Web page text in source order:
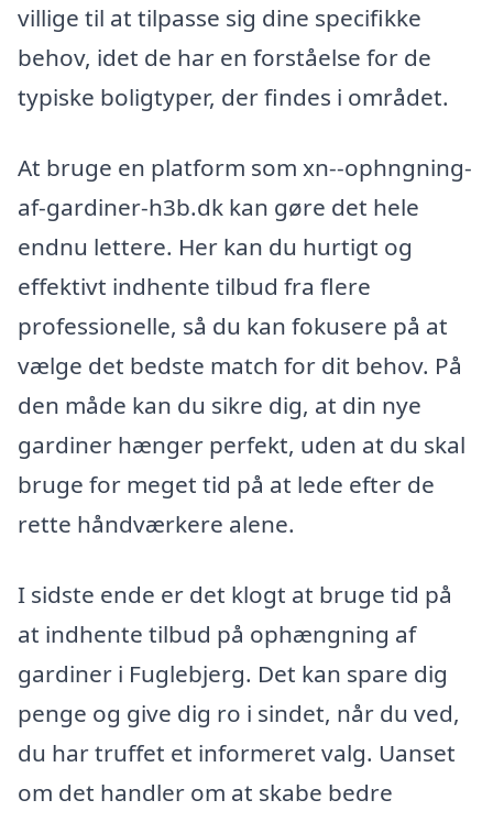
villige til at tilpasse sig dine specifikke
behov, idet de har en forståelse for de
typiske boligtyper, der findes i området.
At bruge en platform som xn--ophngning-
af-gardiner-h3b.dk kan gøre det hele
endnu lettere. Her kan du hurtigt og
effektivt indhente tilbud fra flere
professionelle, så du kan fokusere på at
vælge det bedste match for dit behov. På
den måde kan du sikre dig, at din nye
gardiner hænger perfekt, uden at du skal
bruge for meget tid på at lede efter de
rette håndværkere alene.
I sidste ende er det klogt at bruge tid på
at indhente tilbud på ophængning af
gardiner i Fuglebjerg. Det kan spare dig
penge og give dig ro i sindet, når du ved,
du har truffet et informeret valg. Uanset
om det handler om at skabe bedre